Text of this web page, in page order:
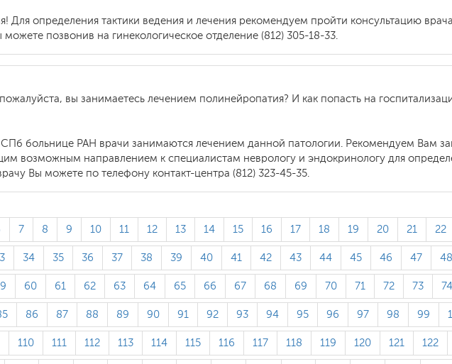
Для определения тактики ведения и лечения рекомендуем пройти консультацию
позвонив на гинекологическое отделение (812) 305-18-33.
вы занимаетесь лечением полинейропатия? И как попасть на
больнице РАН врачи занимаются лечением данной патологии. Рекомендуем Вам
возможным направлением к специалистам неврологу и эндокринологу для
Вы можете по телефону контакт-центра (812) 323-45-35.
7 8 9 10 11 12 13 14 15 16 17 18 19 20 21 22
34 35 36 37 38 39 40 41 42 43 44 45 46 47 48
60 61 62 63 64 65 66 67 68 69 70 71 72 73 74
86 87 88 89 90 91 92 93 94 95 96 97 98 99
110 111 112 113 114 115 116 117 118 119 120 121 122